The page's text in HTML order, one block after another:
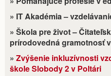
» IT Akadémia –
» Škola pre život –
prírodovedná gramotnosť
» Zvýšenie inkluzívnosti
škole Slobody 2 v Poltári